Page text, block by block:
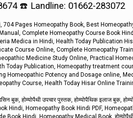
☎️ Landline: 01662-283072
704 Pages Homeopathy Book, Best
Complete Homeopathy Course Book
Medica in Hindi, Health Today Publication
Course Online, Complete Homeopathy
Medicine Study Online, Practical
Today Publication, Homeopathy treatment
Homeopathic Potency and Dosage online,
Course, Health Today Hisar Online
बुक, होम्योपैथी उपचार पुस्तक, होम्योपैथिक इलाज बुक,
Hindi, Homeopathy Book Hindi PDF,
Hindi, Homeopathy Medical Book, होम्योपैथी से